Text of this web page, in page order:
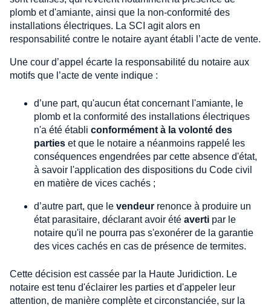
plomb et d'amiante, ainsi que la non-conformité des
installations électriques. La SCI agit alors en
responsabilité contre le notaire ayant établi l’acte de vente.
Une cour d’appel écarte la responsabilité du notaire aux
motifs que l’acte de vente indique :
d’une part, qu'aucun état concernant l'amiante, le
plomb et la conformité des installations électriques
n'a été établi conformément à la volonté des
parties et que le notaire a néanmoins rappelé les
conséquences engendrées par cette absence d'état,
à savoir l'application des dispositions du Code civil
en matière de vices cachés ;
d’autre part, que le vendeur renonce à produire un
état parasitaire, déclarant avoir été averti par le
notaire qu'il ne pourra pas s'exonérer de la garantie
des vices cachés en cas de présence de termites.
Cette décision est cassée par la Haute Juridiction. Le
notaire est tenu d'éclairer les parties et d'appeler leur
attention, de manière complète et circonstanciée, sur la